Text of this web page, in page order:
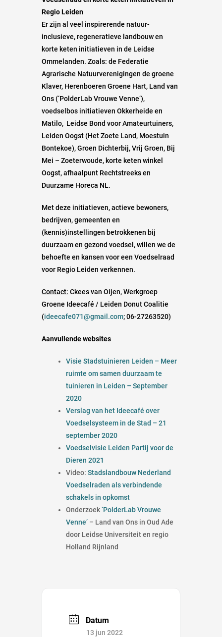
Regio Leiden
Er zijn al veel inspirerende natuur-
inclusieve, regeneratieve landbouw en
korte keten initiatieven in de Leidse
Ommelanden. Zoals: de Federatie
Agrarische Natuurverenigingen de groene
Klaver, Herenboeren Groene Hart, Land van
Ons (‘PolderLab Vrouwe Venne’),
voedselbos initiatieven Okkerheide en
Matilo, Leidse Bond voor Amateurtuiners,
Leiden Oogst (Het Zoete Land, Moestuin
Bontekoe), Groen Dichterbij, Vrij Groen, Bij
Mei – Zoeterwoude, korte keten winkel
Oogst, afhaalpunt Rechtstreeks en
Duurzame Horeca NL.
Met deze initiatieven, actieve bewoners,
bedrijven, gemeenten en
(kennis)instellingen betrokkenen bij
duurzaam en gezond voedsel, willen we de
behoefte en kansen voor een Voedselraad
voor Regio Leiden verkennen.
Contact: Ckees van Oijen, Werkgroep
Groene Ideecafé / Leiden Donut Coalitie
(ideecafe071@gmail.com; 06-27263520)
Aanvullende websites
Visie Stadstuinieren Leiden – Meer
ruimte om samen duurzaam te
tuinieren in Leiden – September
2020
Verslag van het Ideecafé over
Voedselsysteem in de Stad – 21
september 2020
Voedselvisie Leiden Partij voor de
Dieren 2021
Video:Stadslandbouw Nederland
Voedselraden als verbindende
schakels in opkomst
Onderzoek‘PolderLab Vrouwe
Venne’ – Land van Ons in Oud Ade
door Leidse Universiteit en regio
Holland Rijnland
Datum
13 jun 2022